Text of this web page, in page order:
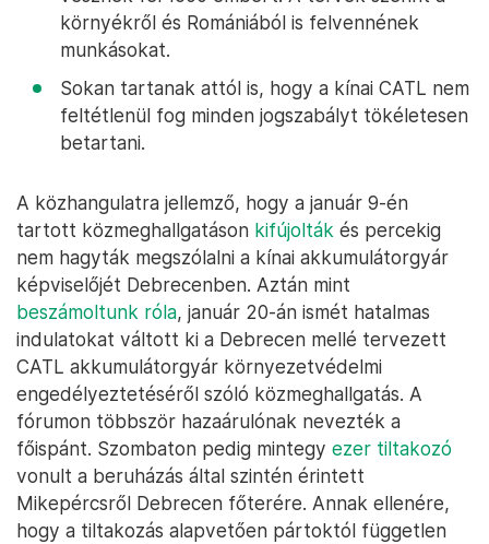
környékről és Romániából is felvennének
munkásokat.
Sokan tartanak attól is, hogy a kínai CATL nem
feltétlenül fog minden jogszabályt tökéletesen
betartani.
A közhangulatra jellemző, hogy a január 9-én
tartott közmeghallgatáson kifújolták és percekig
nem hagyták megszólalni a kínai akkumulátorgyár
képviselőjét Debrecenben. Aztán mint
beszámoltunk róla, január 20-án ismét hatalmas
indulatokat váltott ki a Debrecen mellé tervezett
CATL akkumulátorgyár környezetvédelmi
engedélyeztetéséről szóló közmeghallgatás. A
fórumon többször hazaárulónak nevezték a
főispánt. Szombaton pedig mintegy ezer tiltakozó
vonult a beruházás által szintén érintett
Mikepércsről Debrecen főterére. Annak ellenére,
hogy a tiltakozás alapvetően pártoktól független